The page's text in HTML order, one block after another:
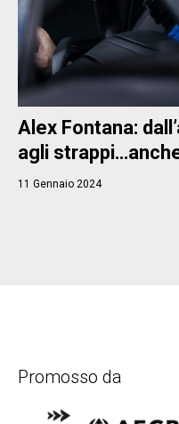
Alex Fontana:
agli
11 Gennaio 2024
Promosso da